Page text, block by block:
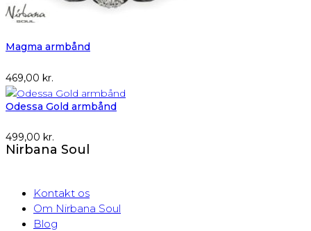
Magma armbånd
469,00 kr.
Odessa Gold armbånd
499,00 kr.
Nirbana Soul
Kontakt os
Om Nirbana Soul
Blog